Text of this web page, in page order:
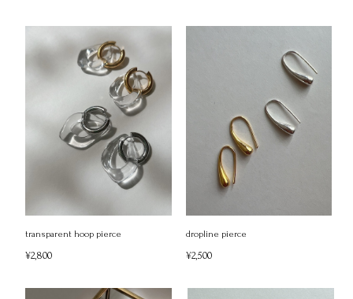
transparent hoop pierce
¥2,800
dropline pierce
¥2,500